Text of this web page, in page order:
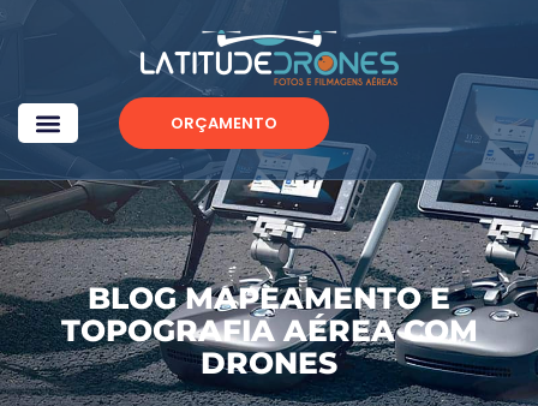
ORÇAMENTO
BLOG MAPEAMENTO E
TOPOGRAFIA AÉREA COM
DRONES